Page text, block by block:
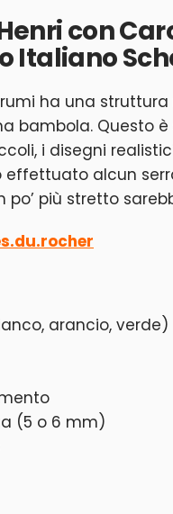
con
Italiano
ha una struttura
bambola. Questo è
i disegni
effettuato alcun
po’ più stretto
arancio, verde)
(5 o 6 mm)